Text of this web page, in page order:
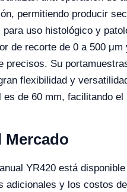
permitiendo producir
uso histológico y
de recorte de 0 a 500
precisos. Su
flexibilidad y
es de 60 mm, facilitando
Mercado
YR420 está
adicionales y los costos